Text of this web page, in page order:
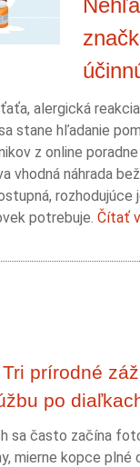
alergická
stane hľadanie
z online poradne
vhodná náhrada
rozhodujúce
potrebuje. Čítať
prírodné
po
sa často začína
mierne kopce plné